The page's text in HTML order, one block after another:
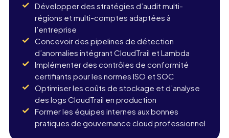
Développer des stratégies d’audit multi-
régions et multi-comptes adaptées à
l’entreprise
Concevoir des pipelines de détection
d’anomalies intégrant CloudTrail et Lambda
Implémenter des contrôles de conformité
certifiants pour les normes ISO et SOC
Optimiser les coûts de stockage et d’analyse
des logs CloudTrail en production
Former les équipes internes aux bonnes
pratiques de gouvernance cloud professionnel